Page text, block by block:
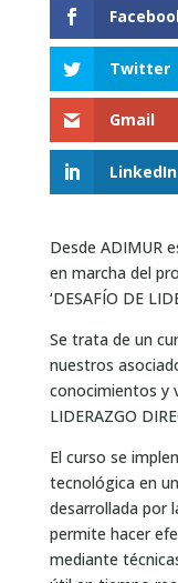
Twitter
Gmail
LinkedIn
Desde ADIMUR
en marcha del
‘DESAFÍO DE
Se trata de un
nuestros
conocimientos y
LIDERAZGO
El curso se
tecnológica en
desarrollada por
permite hacer
mediante